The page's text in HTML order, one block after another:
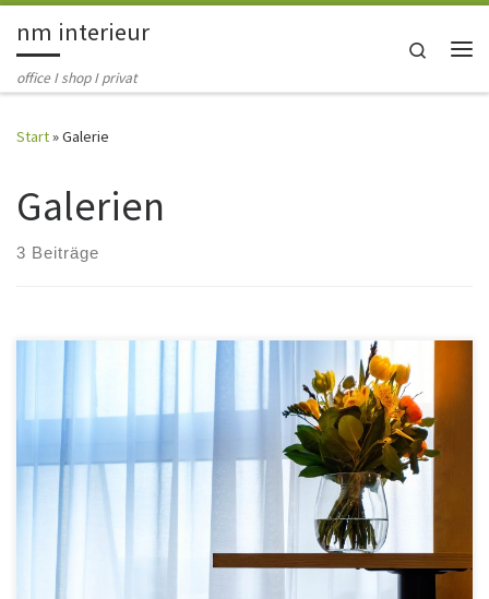
Zum Inhalt springen
nm interieur
office I shop I privat
Search
Start»Galerie
Galerien
3 Beiträge